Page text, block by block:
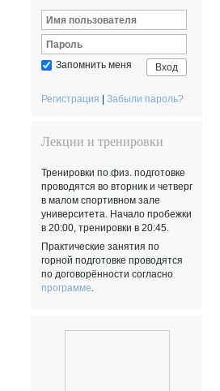
Запомнить меня Вход
Регистрация Забыли пароль?
Лекции и тренировки
Тренировки по физ. подготовке
проводятся во вторник и четверг
в малом спортивном зале
университета. Начало пробежки
в 20:00, тренировки в 20:45.
Практические занятия по
горной подготовке проводятся
по договорённости согласно
программе.